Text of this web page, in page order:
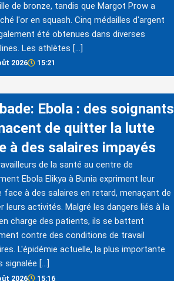
de bronze, tandis que Margot Prow a
l'or en squash. Cinq médailles d'argent
été obtenues dans diverses
Les athlètes […]
2026 15:21
Ebola : des soignants
de quitter la lutte
à des salaires impayés
de la santé au centre de
Ebola Elikya à Bunia expriment leur
face à des salaires en retard, menaçant de
leurs activités. Malgré les dangers liés à la
charge des patients, ils se battent
contre des conditions de travail
L'épidémie actuelle, la plus importante
signalée […]
2026 15:16